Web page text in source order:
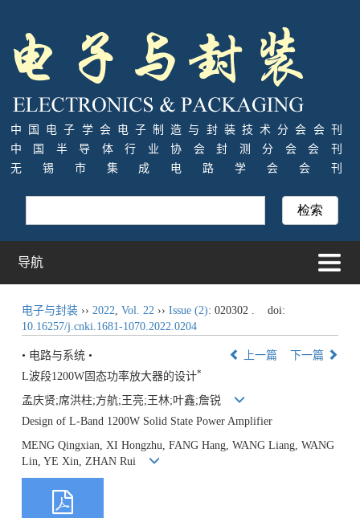
中国电子学会电子制造与封装技术分会会刊
中国半导体行业协会封测分会会刊
无锡市集成电路学会会刊
导航
电子与封装›› 2022, Vol. 22›› Issue (2): 020302 .
doi:
10.16257/j.cnki.1681-1070.2022.0204
• 电路与系统 • 上一篇
下一篇
L波段1200W固态功率放大器的设计*
孟庆贤;席洪柱;方航;王亮;王林;叶鑫;詹锐
Design of L-Band 1200W Solid State Power Amplifier
MENG Qingxian, XI Hongzhu, FANG Hang, WANG Liang, WANG
Lin, YE Xin, ZHAN Rui